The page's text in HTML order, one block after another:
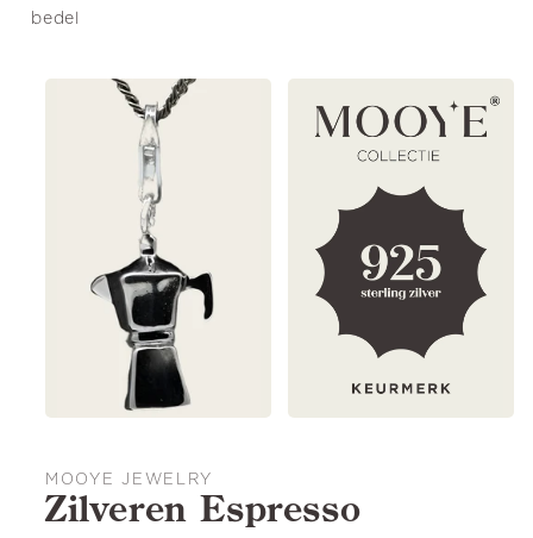
bedel
Ga direct naar
productinformatie
MOOYE JEWELRY
Zilveren Espresso